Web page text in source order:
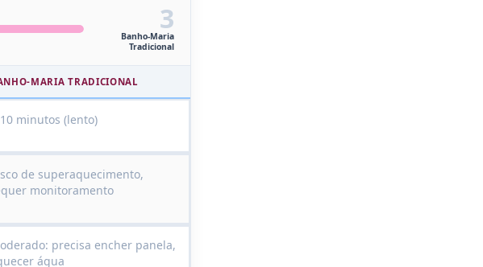
3
Banho-Maria
Tradicional
MARIA TRADICIONAL
minutos (lento)
de superaquecimento,
monitoramento
precisa encher panela,
água